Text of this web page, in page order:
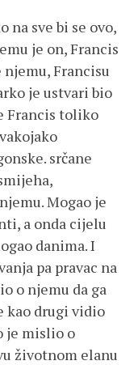
na sve bi se ovo,
je on, Francis
njemu, Francisu
je ustvari bio
Francis toliko
srčane
Mogao je
a onda cijelu
danima. I
pa pravac na
o njemu da ga
kao drugi vidio
je mislio o
životnom elanu